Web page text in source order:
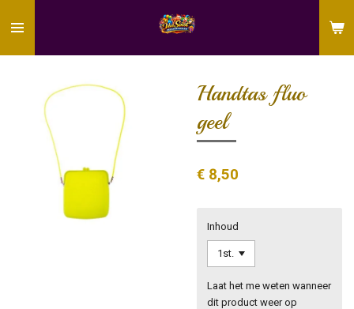
direct
Handtas fluo
geel
€ 8,50
Inhoud
Laat het me weten wanneer
dit product weer op